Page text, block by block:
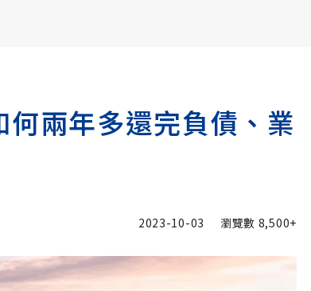
兩年多還完負債、業
2023-10-03 瀏覽數 8,500+